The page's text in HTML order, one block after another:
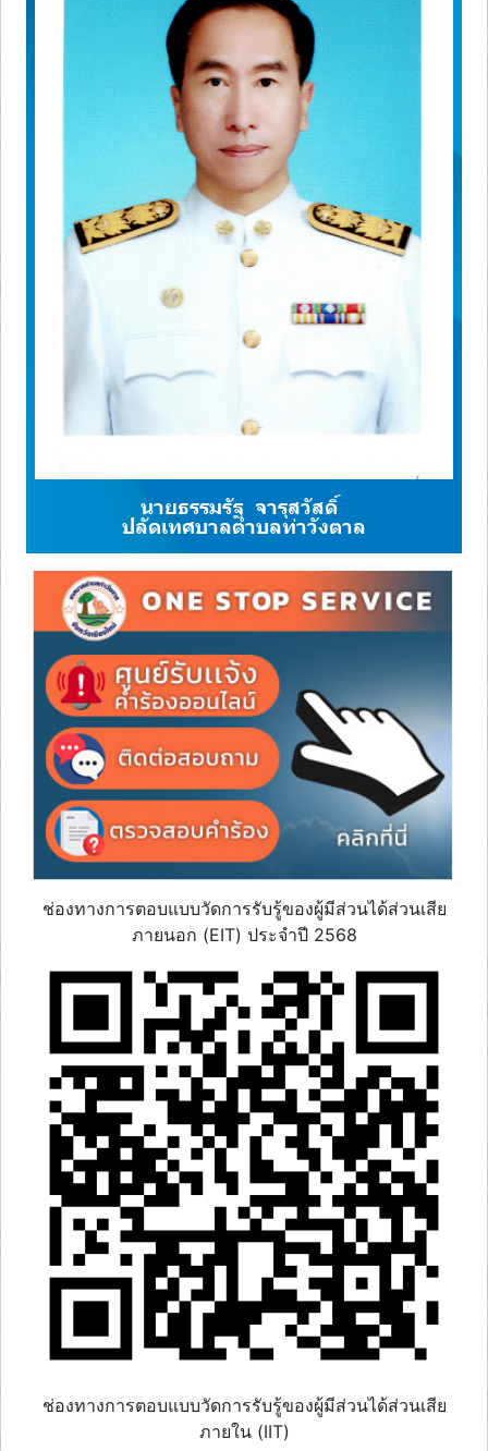
นายธรรมรัฐ จารุสวัสดิ์
ปลัดเทศบาลตำบลท่าวังตาล
ช่องทางการตอบแบบวัดการรับรู้ของผู้มีส่วนได้ส่วนเสีย
ภายนอก (EIT) ประจำปี 2568
ช่องทางการตอบแบบวัดการรับรู้ของผู้มีส่วนได้ส่วนเสีย
ภายใน (IIT)